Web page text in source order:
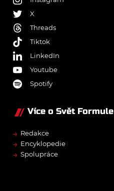
X
Threads
Tiktok
LinkedIn
Youtube
Spotify
Více o Svět Formule
→ Redakce
→ Encyklopedie
→ Spolupráce